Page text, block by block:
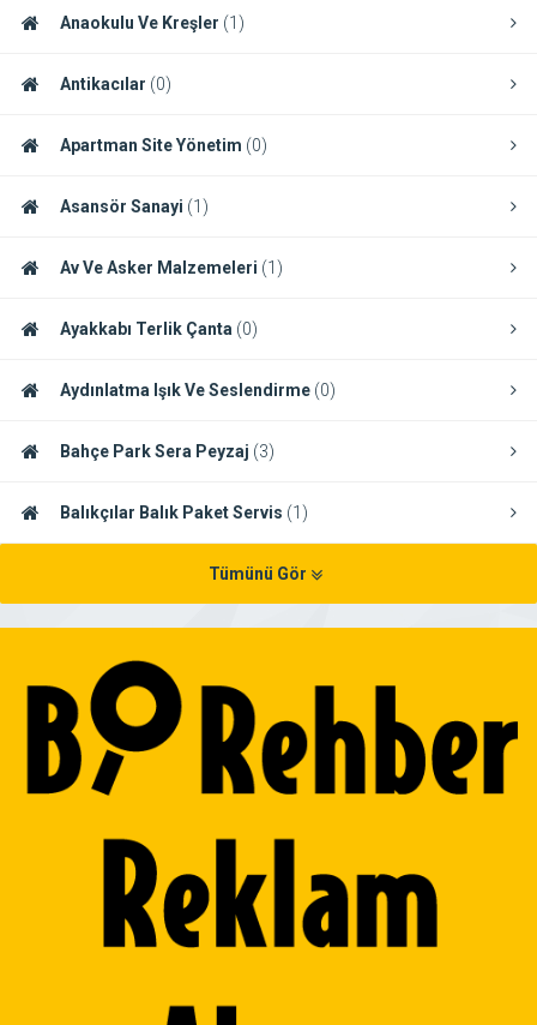
Anaokulu Ve Kreşler (1)
Antikacılar (0)
Apartman Site Yönetim (0)
Asansör Sanayi (1)
Av Ve Asker Malzemeleri (1)
Ayakkabı Terlik Çanta (0)
Aydınlatma Işık Ve Seslendirme (0)
Bahçe Park Sera Peyzaj (3)
Balıkçılar Balık Paket Servis (1)
Tümünü Gör